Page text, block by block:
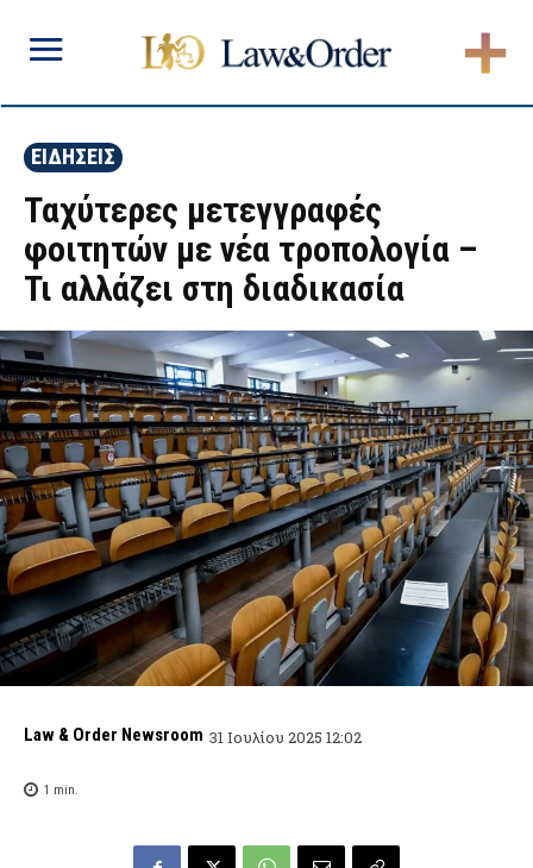
ΕΙΔΗΣΕΙΣ
Ταχύτερες μετεγγραφές
φοιτητών με νέα τροπολογία –
Τι αλλάζει στη διαδικασία
Law & Order Newsroom 31 Ιουλίου 2025 12:02
1 min.